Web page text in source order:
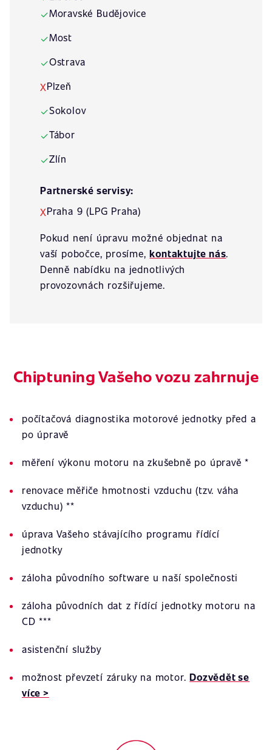
✓Moravské Budějovice
✓Most
✓Ostrava
XPlzeň
✓Sokolov
✓Tábor
✓Zlín
Partnerské servisy:
XPraha 9 (LPG Praha)
Pokud není úpravu možné objednat na
vaší pobočce, prosíme,kontaktujte nás.
Denně nabídku na jednotlivých
provozovnách rozšiřujeme.
Chiptuning Vašeho vozu zahrnuje
počítačová diagnostika motorové jednotky před a
po úpravě
měření výkonu motoru na zkušebně po úpravě *
renovace měřiče hmotnosti vzduchu (tzv. váha
vzduchu) **
úprava Vašeho stávajícího programu řídící
jednotky
záloha původního software u naší společnosti
záloha původních dat z řídící jednotky motoru na
CD ***
asistenční služby
možnost převzetí záruky na motor.Dozvědět se
více >